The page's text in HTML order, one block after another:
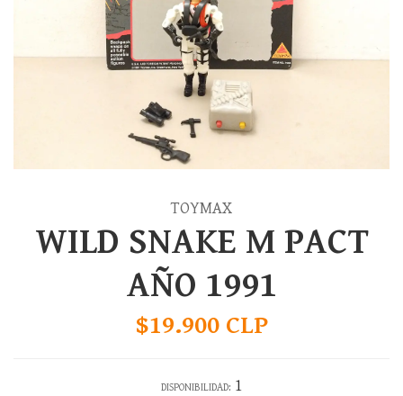
TOYMAX
WILD SNAKE M PACT
AÑO 1991
$19.900 CLP
DISPONIBILIDAD: 1